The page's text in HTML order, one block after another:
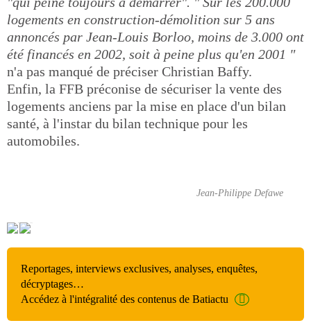
logements en construction-démolition sur 5 ans
annoncés par Jean-Louis Borloo, moins de 3.000 ont
été financés en 2002, soit à peine plus qu'en 2001 "
n'a pas manqué de préciser Christian Baffy.
Enfin, la FFB préconise de sécuriser la vente des
logements anciens par la mise en place d'un bilan
santé, à l'instar du bilan technique pour les
automobiles.
Jean-Philippe Defawe
Reportages, interviews exclusives, analyses, enquêtes,
décryptages…
Accédez à l'intégralité des contenus de Batiactu